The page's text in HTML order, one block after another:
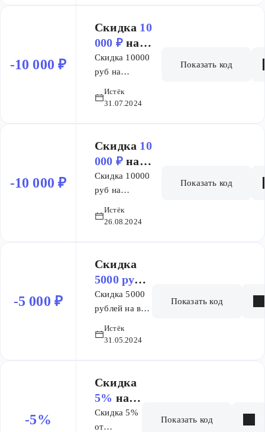
-10 000 ₽
Скидка 10
000 ₽на
заказ
Скидка 10000
руб на
курсы ("SMM-
маркетолог",
"Менеджер по
маркетплейсам",
"B2B
"Директор по
суммируется со
скидками на
сайте.
Истёк
31.07.2024
Показать код
-10 000 ₽
Скидка 10
000 ₽на
заказ
Скидка 10000
руб на
курсы ("SMM-
маркетолог",
"Менеджер по
маркетплейсам",
"B2B
"Директор по
суммируется со
скидками на
сайте.
Истёк
26.08.2024
Показать код
-5 000 ₽
Скидка
5000 руб.
на заказ
Скидка 5000
рублей на все
любых
Истёк
31.05.2024
Показать код
-5%
Скидка
5% на
заказ
Скидка 5%
от
Показать код